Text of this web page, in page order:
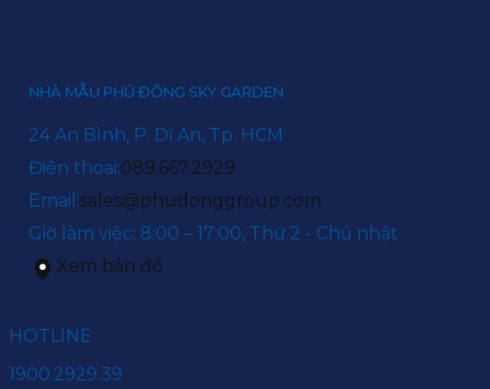
NHÀ MẪU PHÚ ĐÔNG SKY GARDEN
24 An Bình, P. Dĩ An, Tp. HCM
Điện thoại:089.667.2929
Email:sales@phudonggroup.com
Giờ làm việc: 8:00 – 17:00, Thứ 2 - Chủ nhật
Xem bản đồ
HOTLINE
1900.2929.39